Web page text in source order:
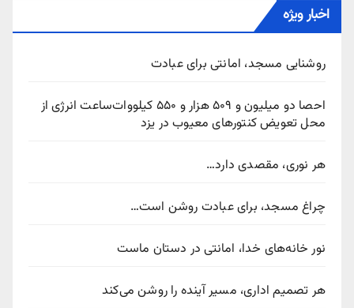
اخبار ویژه
روشنایی مسجد، امانتی برای عبادت
احصا دو میلیون و ۵۰۹ هزار و ۵۵۰ کیلووات‌ساعت انرژی از
محل تعویض کنتورهای معیوب در یزد
هر نوری، مقصدی دارد…
چراغ مسجد، برای عبادت روشن است…
نور خانه‌های خدا، امانتی در دستان ماست
هر تصمیم اداری، مسیر آینده را روشن می‌کند